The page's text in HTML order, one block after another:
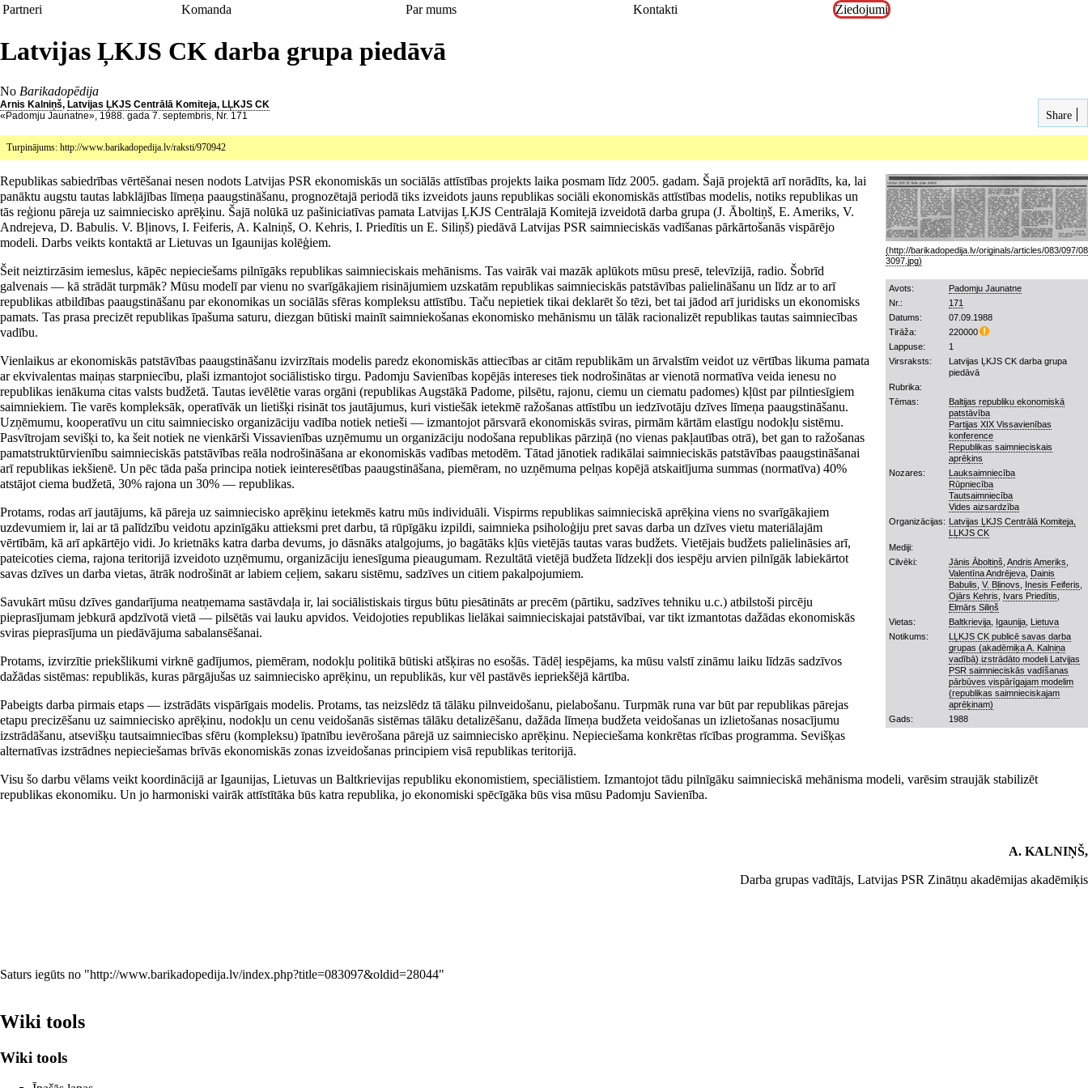
Partneri Komanda Par mums Kontakti Ziedojumi
Latvijas ĻKJS CK darba grupa piedāvā
No Barikadopēdija
Share
Arnis Kalniņš, Latvijas ĻKJS Centrālā Komiteja, LĻKJS CK
«Padomju Jaunatne», 1988. gada 7. septembris, Nr. 171
Turpinājums: http://www.barikadopedija.lv/raksti/970942
Avots:
Padomju Jaunatne
Nr.:
171
Datums:
07.09.1988
Tirāža:
220000
Lappuse:
1
Virsraksts:
Latvijas ĻKJS CK darba grupa
piedāvā
Rubrika:
Tēmas:
Baltijas republiku ekonomiskā
patstāvība
Partijas XIX Vissavienības
konference
Republikas saimnieciskais
aprēķins
Nozares:
Lauksaimniecība
Rūpniecība
Tautsaimniecība
Vides aizsardzība
Organizācijas: Latvijas ĻKJS Centrālā Komiteja,
LĻKJS CK
Mediji:
Cilvēki:
Jānis Āboltiņš Andris Ameriks
Valentīna Andrējeva Dainis
Babulis V. Bļinovs Inesis Feiferis
Ojārs Kehris
Ivars Priedītis
Elmārs Siliņš
Vietas:
Baltkrievija Igaunija Lietuva
Notikums:
LĻKJS CK publicē savas darba
grupas (akadēmiķa A. Kalniņa
vadībā) izstrādāto modeli Latvijas
PSR saimnieciskās vadīšanas
pārbūves vispārīgajam modelim
(republikas saimnieciskajam
aprēķinam)
Gads:
1988
Republikas sabiedrības vērtēšanai nesen nodots Latvijas PSR ekonomiskās un sociālās attīstības projekts laika posmam līdz 2005. gadam. Šajā projektā arī norādīts, ka, lai
panāktu augstu tautas labklājības līmeņa paaugstināšanu, prognozētajā periodā tiks izveidots jauns republikas sociāli ekonomiskās attīstības modelis, notiks republikas un
tās reģionu pāreja uz saimniecisko aprēķinu. Šajā nolūkā uz pašiniciatīvas pamata Latvijas ĻKJS Centrālajā Komitejā izveidotā darba grupa (J. Āboltiņš, E. Ameriks, V.
Andrejeva, D. Babulis. V. Bļinovs, I. Feiferis, A. Kalniņš, O. Kehris, I. Priedītis un E. Siliņš) piedāvā Latvijas PSR saimnieciskās vadīšanas pārkārtošanās vispārējo
modeli. Darbs veikts kontaktā ar Lietuvas un Igaunijas kolēģiem.
Šeit neiztirzāsim iemeslus, kāpēc nepieciešams pilnīgāks republikas saimnieciskais mehānisms. Tas vairāk vai mazāk aplūkots mūsu presē, televīzijā, radio. Šobrīd
galvenais — kā strādāt turpmāk? Mūsu modelī par vienu no svarīgākajiem risinājumiem uzskatām republikas saimnieciskās patstāvības palielināšanu un līdz ar to arī
republikas atbildības paaugstināšanu par ekonomikas un sociālās sfēras kompleksu attīstību. Taču nepietiek tikai deklarēt šo tēzi, bet tai jādod arī juridisks un ekonomisks
pamats. Tas prasa precizēt republikas īpašuma saturu, diezgan būtiski mainīt saimniekošanas ekonomisko mehānismu un tālāk racionalizēt republikas tautas saimniecības
vadību.
Vienlaikus ar ekonomiskās patstāvības paaugstināšanu izvirzītais modelis paredz ekonomiskās attiecības ar citām republikām un ārvalstīm veidot uz vērtības likuma pamata
ar ekvivalentas maiņas starpniecību, plaši izmantojot sociālistisko tirgu. Padomju Savienības kopējās intereses tiek nodrošinātas ar vienotā normatīva veida ienesu no
republikas ienākuma citas valsts budžetā. Tautas ievēlētie varas orgāni (republikas Augstākā Padome, pilsētu, rajonu, ciemu un ciematu padomes) kļūst par pilntiesīgiem
saimniekiem. Tie varēs kompleksāk, operatīvāk un lietišķi risināt tos jautājumus, kuri vistiešāk ietekmē ražošanas attīstību un iedzīvotāju dzīves līmeņa paaugstināšanu.
Uzņēmumu, kooperatīvu un citu saimniecisko organizāciju vadība notiek netieši — izmantojot pārsvarā ekonomiskās sviras, pirmām kārtām elastīgu nodokļu sistēmu.
Pasvītrojam sevišķi to, ka šeit notiek ne vienkārši Vissavienības uzņēmumu un organizāciju nodošana republikas pārziņā (no vienas pakļautības otrā), bet gan to ražošanas
pamatstruktūrvienību saimnieciskās patstāvības reāla nodrošināšana ar ekonomiskās vadības metodēm. Tātad jānotiek radikālai saimnieciskās patstāvības paaugstināšanai
arī republikas iekšienē. Un pēc tāda paša principa notiek ieinteresētības paaugstināšana, piemēram, no uzņēmuma pelņas kopējā atskaitījuma summas (normatīva) 40%
atstājot ciema budžetā, 30% rajona un 30% — republikas.
Protams, rodas arī jautājums, kā pāreja uz saimniecisko aprēķinu ietekmēs katru mūs individuāli. Vispirms republikas saimnieciskā aprēķina viens no svarīgākajiem
uzdevumiem ir, lai ar tā palīdzību veidotu apzinīgāku attieksmi pret darbu, tā rūpīgāku izpildi, saimnieka psiholoģiju pret savas darba un dzīves vietu materiālajām
vērtībām, kā arī apkārtējo vidi. Jo krietnāks katra darba devums, jo dāsnāks atalgojums, jo bagātāks kļūs vietējās tautas varas budžets. Vietējais budžets palielināsies arī,
pateicoties ciema, rajona teritorijā izveidoto uzņēmumu, organizāciju ienesīguma pieaugumam. Rezultātā vietējā budžeta līdzekļi dos iespēju arvien pilnīgāk labiekārtot
savas dzīves un darba vietas, ātrāk nodrošināt ar labiem ceļiem, sakaru sistēmu, sadzīves un citiem pakalpojumiem.
Savukārt mūsu dzīves gandarījuma neatņemama sastāvdaļa ir, lai sociālistiskais tirgus būtu piesātināts ar precēm (pārtiku, sadzīves tehniku u.c.) atbilstoši pircēju
pieprasījumam jebkurā apdzīvotā vietā — pilsētās vai lauku apvidos. Veidojoties republikas lielākai saimnieciskajai patstāvībai, var tikt izmantotas dažādas ekonomiskās
sviras pieprasījuma un piedāvājuma sabalansēšanai.
Protams, izvirzītie priekšlikumi virknē gadījumos, piemēram, nodokļu politikā būtiski atšķiras no esošās. Tādēļ iespējams, ka mūsu valstī zināmu laiku līdzās sadzīvos
dažādas sistēmas: republikās, kuras pārgājušas uz saimniecisko aprēķinu, un republikās, kur vēl pastāvēs iepriekšējā kārtība.
Pabeigts darba pirmais etaps — izstrādāts vispārīgais modelis. Protams, tas neizslēdz tā tālāku pilnveidošanu, pielabošanu. Turpmāk runa var būt par republikas pārejas
etapu precizēšanu uz saimniecisko aprēķinu, nodokļu un cenu veidošanās sistēmas tālāku detalizēšanu, dažāda līmeņa budžeta veidošanas un izlietošanas nosacījumu
izstrādāšanu, atsevišķu tautsaimniecības sfēru (kompleksu) īpatnību ievērošana pārejā uz saimniecisko aprēķinu. Nepieciešama konkrētas rīcības programma. Sevišķas
alternatīvas izstrādnes nepieciešamas brīvās ekonomiskās zonas izveidošanas principiem visā republikas teritorijā.
Visu šo darbu vēlams veikt koordinācijā ar Igaunijas, Lietuvas un Baltkrievijas republiku ekonomistiem, speciālistiem. Izmantojot tādu pilnīgāku saimnieciskā mehānisma modeli, varēsim straujāk stabilizēt
republikas ekonomiku. Un jo harmoniski vairāk attīstītāka būs katra republika, jo ekonomiski spēcīgāka būs visa mūsu Padomju Savienība.
A. KALNIŅŠ,
Darba grupas vadītājs, Latvijas PSR Zinātņu akadēmijas akadēmiķis
Saturs iegūts no "http://www.barikadopedija.lv/index.php?title=083097&oldid=28044"
Wiki tools
Wiki tools